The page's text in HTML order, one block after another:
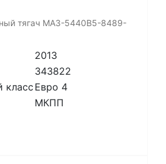
тягач МАЗ-5440В5-8489-
2013
343822
классЕвро 4
МКПП